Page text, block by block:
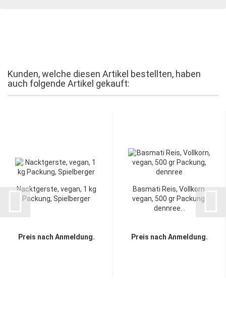
Kunden, welche diesen Artikel bestellten, haben
auch folgende Artikel gekauft:
Nacktgerste, vegan, 1 kg
Packung, Spielberger
Preis nach Anmeldung.
Basmati Reis, Vollkorn,
vegan, 500 gr Packung,
dennree...
Preis nach Anmeldung.